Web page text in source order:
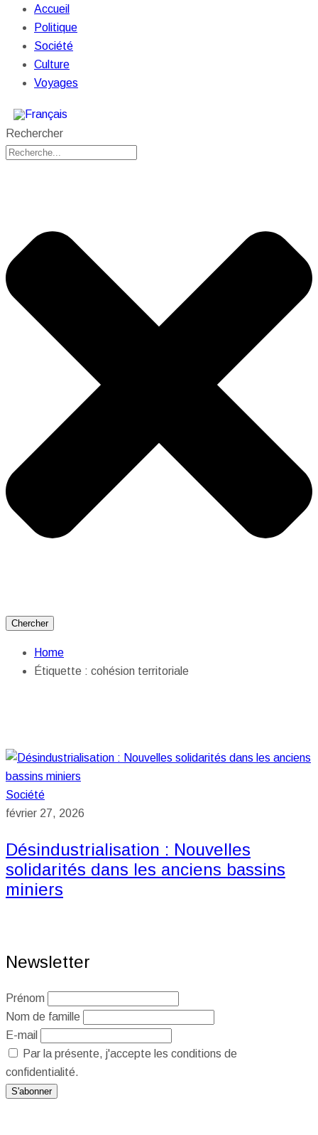
Accueil
Politique
Société
Culture
Voyages
Rechercher
Chercher
Home
Étiquette : cohésion territoriale
Société
février 27, 2026
Désindustrialisation : Nouvelles
solidarités dans les anciens bassins
miniers
Newsletter
Prénom
Nom de famille
E-mail
Par la présente, j'accepte les conditions de
confidentialité.